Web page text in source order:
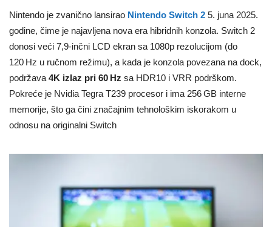
Nintendo je zvanično lansirao Nintendo Switch 2 5. juna 2025.
godine, čime je najavljena nova era hibridnih konzola. Switch 2
donosi veći 7,9‑inčni LCD ekran sa 1080p rezolucijom (do
120 Hz u ručnom režimu), a kada je konzola povezana na dock,
podržava 4K izlaz pri 60 Hz sa HDR10 i VRR podrškom.
Pokreće je Nvidia Tegra T239 procesor i ima 256 GB interne
memorije, što ga čini značajnim tehnološkim iskorakom u
odnosu na originalni Switch